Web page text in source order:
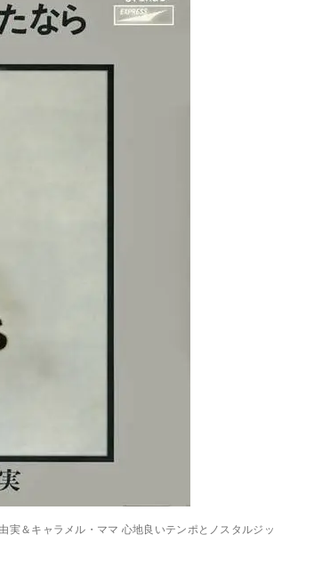
実＆キャラメル・ママ 心地良いテンポとノスタルジッ